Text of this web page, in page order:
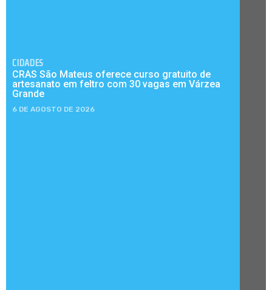
CIDADES
CRAS São Mateus oferece curso gratuito de
artesanato em feltro com 30 vagas em Várzea
Grande
6 DE AGOSTO DE 2026